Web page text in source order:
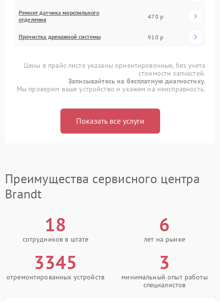
Ремонт датчика морозильного
отделения
470 р
Прочистка дренажной системы 910 р
Цены в прайс-листе указаны ориентировочные, без учета
стоимости запчастей.
Записывайтесь на бесплатную диагностику.
Мы проверим ваше устройство и укажем на неисправность.
Показать все услуги
Преимущества сервисного центра
Brandt
18
сотрудников в штате
6
лет на рынке
3345
отремонтированных устройств
3
минимальный опыт работы
специалистов